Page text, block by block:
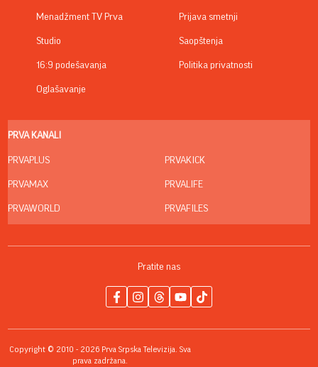
Menadžment TV Prva
Studio
16:9 podešavanja
Oglašavanje
Prijava smetnji
Saopštenja
Politika privatnosti
PRVA KANALI
PRVAPLUS
PRVAMAX
PRVAWORLD
PRVAKICK
PRVALIFE
PRVAFILES
Pratite nas
Copyright © 2010 - 2026 Prva Srpska Televizija. Sva
prava zadržana.